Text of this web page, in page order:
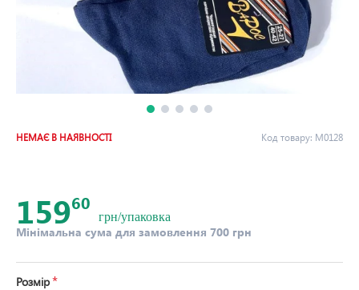
15960
грн/упаковка
Мінімальна сума для замовлення 700 грн
НЕМАЄ В НАЯВНОСТІ Код товару: М0128
Розмір